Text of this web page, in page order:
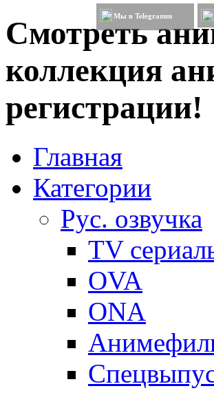
Смотреть
коллекция
регистрации!
Мы в Telegramm
Главная
Категории
Рус. озвучка
TV
OVA
ONA